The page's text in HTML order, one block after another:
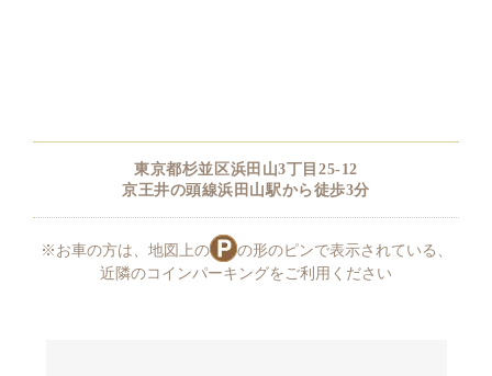
東京都杉並区浜田山3丁目25-12
京王井の頭線浜田山駅から徒歩3分
※お車の方は、地図上の
の形のピンで表示されている、
近隣のコインパーキングをご利用ください